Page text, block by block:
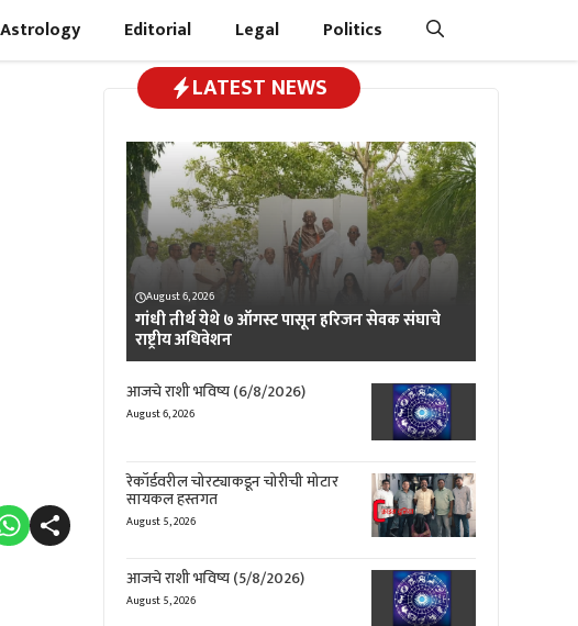
Astrology Editorial Legal Politics
LATEST NEWS
August 6, 2026
गांधी तीर्थ येथे ७ ऑगस्ट पासून हरिजन सेवक संघाचे
राष्ट्रीय अधिवेशन
आजचे राशी भविष्य (6/8/2026)
August 6, 2026
रेकॉर्डवरील चोरट्याकडून चोरीची मोटार
सायकल हस्तगत
August 5, 2026
आजचे राशी भविष्य (5/8/2026)
August 5, 2026